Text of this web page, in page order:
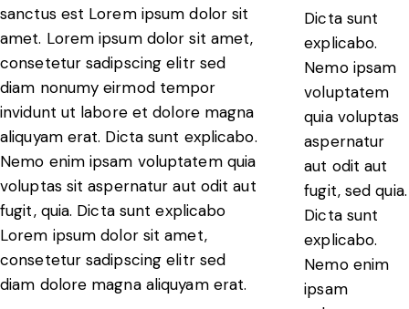
sanctus est Lorem ipsum dolor sit
amet. Lorem ipsum dolor sit amet,
consetetur sadipscing elitr sed
diam nonumy eirmod tempor
invidunt ut labore et dolore magna
aliquyam erat. Dicta sunt explicabo.
Nemo enim ipsam voluptatem quia
voluptas sit aspernatur aut odit aut
fugit, quia. Dicta sunt explicabo
Lorem ipsum dolor sit amet,
consetetur sadipscing elitr sed
diam dolore magna aliquyam erat.
Dicta sunt
explicabo.
Nemo ipsam
voluptatem
quia voluptas
aspernatur
aut odit aut
fugit, sed quia.
Dicta sunt
explicabo.
Nemo enim
ipsam